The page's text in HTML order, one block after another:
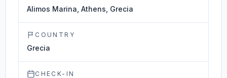
Alimos Marina, Athens, Grecia
COUNTRY
Grecia
CHECK-IN